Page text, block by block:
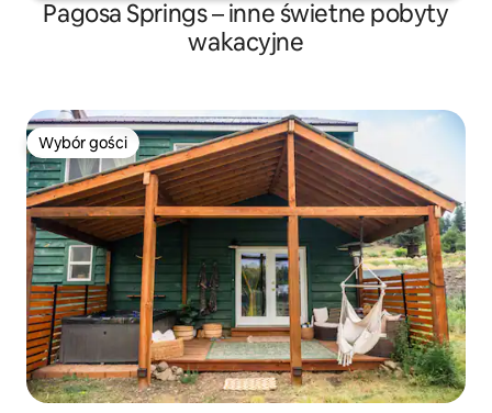
Pagosa Springs – inne świetne pobyty
wakacyjne
Wybór gości
Wybór gości